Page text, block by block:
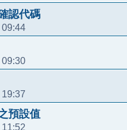
認代碼
預設值